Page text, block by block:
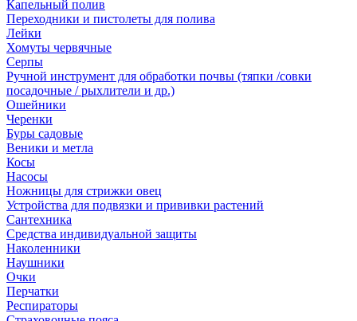
Капельный полив
Переходники и пистолеты для полива
Лейки
Хомуты червячные
Серпы
Ручной инструмент для обработки почвы (тяпки /совки
посадочные / рыхлители и др.)
Ошейники
Черенки
Буры садовые
Веники и метла
Косы
Насосы
Ножницы для стрижки овец
Устройства для подвязки и прививки растений
Сантехника
Средства индивидуальной защиты
Наколенники
Наушники
Очки
Перчатки
Респираторы